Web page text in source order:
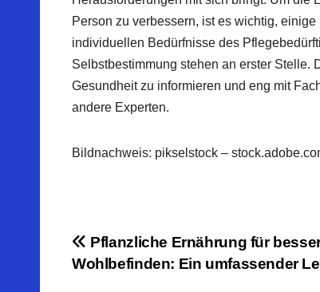
Person zu verbessern, ist es wichtig,
individuellen Bedürfnisse des
Selbstbestimmung stehen an erster Stelle.
Gesundheit zu informieren und eng mit
andere Experten.
Bildnachweis: pikselstock –
Beitragsnavigation
Pflanzliche Ernährung für
Wohlbefinden: Ein umfassender